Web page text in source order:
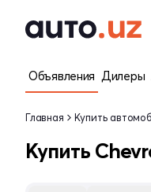
Объявления Дилеры
Главная Купить
Купить